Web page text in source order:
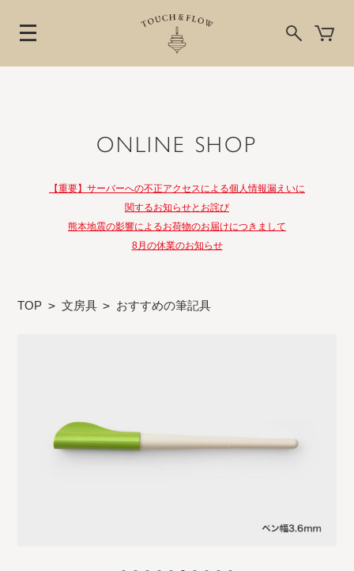
ONLINE SHOP
【重要】サーバーへの不正アクセスによる個人情報漏えいに
関するお知らせとお詫び
熊本地震の影響によるお荷物のお届けにつきまして
8月の休業のお知らせ
TOP > 文房具 > おすすめの筆記具